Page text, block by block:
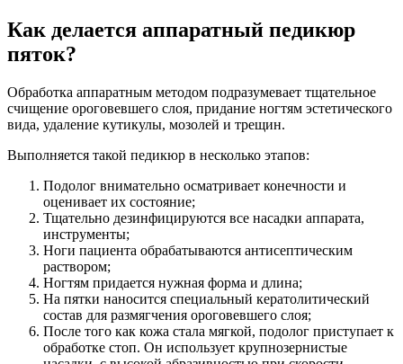
Как делается аппаратный педикюр
пяток?
Обработка аппаратным методом подразумевает тщательное
счищение ороговевшего слоя, придание ногтям эстетического
вида, удаление кутикулы, мозолей и трещин.
Выполняется такой педикюр в несколько этапов:
Подолог внимательно осматривает конечности и
оценивает их состояние;
Тщательно дезинфицируются все насадки аппарата,
инструменты;
Ноги пациента обрабатываются антисептическим
раствором;
Ногтям придается нужная форма и длина;
На пятки наносится специальный кератолитический
состав для размягчения ороговевшего слоя;
После того как кожа стала мягкой, подолог приступает к
обработке стоп. Он использует крупнозернистые